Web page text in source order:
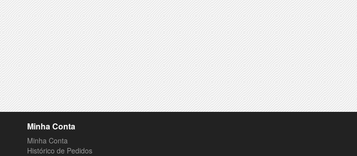
Minha Conta
Minha Conta
Histórico de Pedidos